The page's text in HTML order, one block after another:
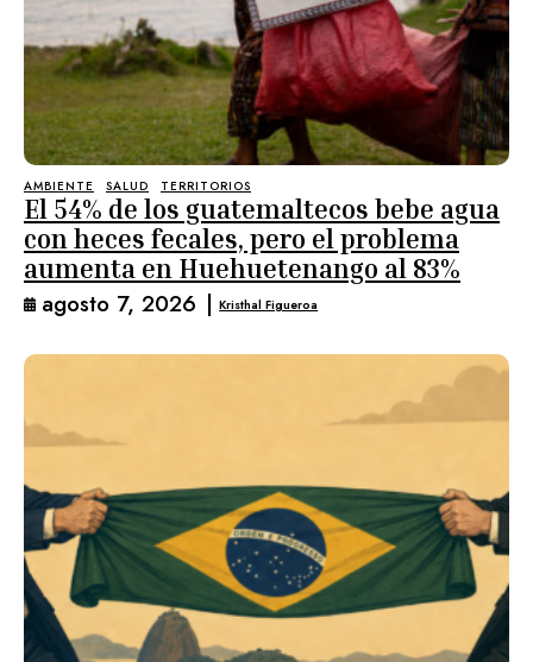
AMBIENTE SALUD TERRITORIOS
El 54% de los guatemaltecos bebe agua
con heces fecales, pero el problema
aumenta en Huehuetenango al 83%
agosto 7, 2026 | Kristhal Figueroa